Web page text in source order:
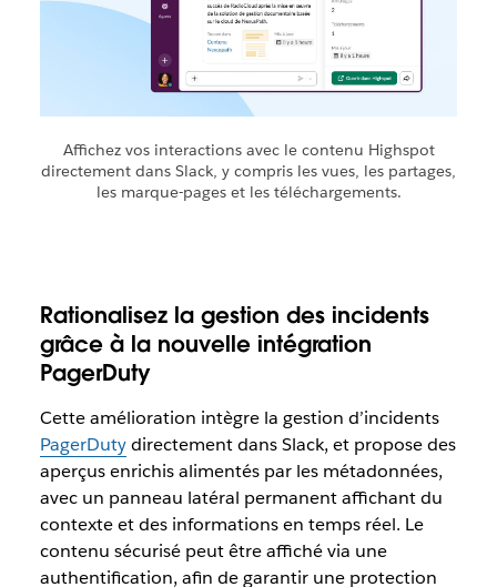
Affichez vos interactions avec le contenu Highspot
directement dans Slack, y compris les vues, les partages,
les marque-pages et les téléchargements.
Rationalisez la gestion des incidents
grâce à la nouvelle intégration
PagerDuty
Cette amélioration intègre la gestion d’incidents
PagerDutydirectement dans Slack, et propose des
aperçus enrichis alimentés par les métadonnées,
avec un panneau latéral permanent affichant du
contexte et des informations en temps réel. Le
contenu sécurisé peut être affiché via une
authentification, afin de garantir une protection